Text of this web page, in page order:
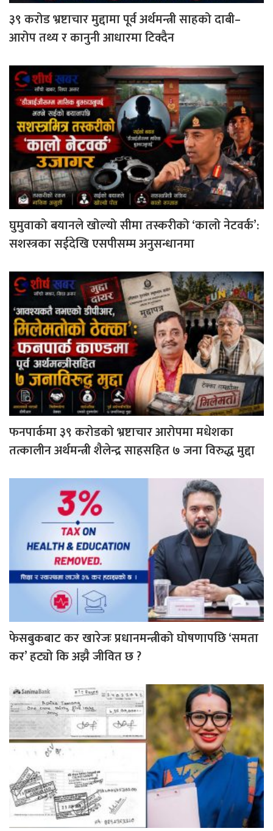
३९ करोड भ्रष्टाचार मुद्दामा पूर्व अर्थमन्त्री साहको दाबी–
आरोप तथ्य र कानुनी आधारमा टिक्दैन
घुमुवाको बयानले खोल्यो सीमा तस्करीको ‘कालो नेटवर्क’:
सशस्त्रका सईदेखि एसपीसम्म अनुसन्धानमा
फनपार्कमा ३९ करोडको भ्रष्टाचार आरोपमा मधेशका
तत्कालीन अर्थमन्त्री शैलेन्द्र साहसहित ७ जना विरुद्ध मुद्दा
फेसबुकबाट कर खारेजः प्रधानमन्त्रीको घोषणापछि ‘समता
कर’ हट्यो कि अझै जीवित छ ?